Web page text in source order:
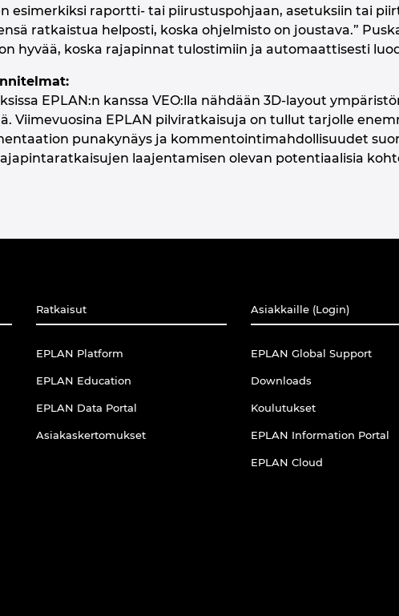
esimerkiksi raportti- tai piirustuspohjaan, asetuksiin tai
ratkaistua helposti, koska ohjelmisto on joustava.”
hyvää, koska rajapinnat tulostimiin ja automaattisesti
EPLAN:n kanssa VEO:lla nähdään 3D-layout
Viimevuosina EPLAN pilviratkaisuja on tullut tarjolle
punakynäys ja kommentointimahdollisuudet
laajentamisen olevan potentiaalisia
Ratkaisut
EPLAN Platform
EPLAN Education
EPLAN Data Portal
Asiakaskertomukset
Asiakkaille (Login)
EPLAN Global Support
Downloads
Koulutukset
EPLAN Information Portal
EPLAN Cloud